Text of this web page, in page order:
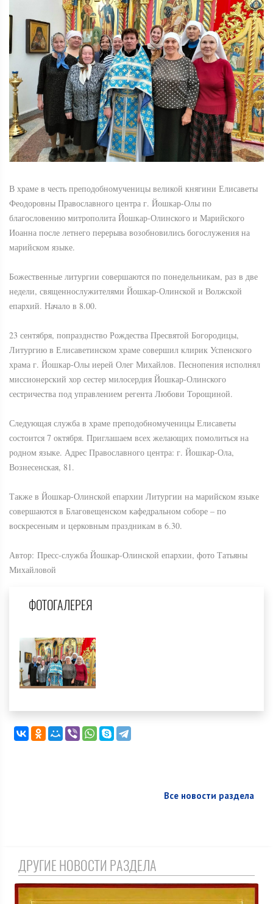
В храме в честь преподобномученицы великой княгини Елисаветы
Феодоровны Православного центра г. Йошкар-Олы по
благословению митрополита Йошкар-Олинского и Марийского
Иоанна после летнего перерыва возобновились богослужения на
марийском языке.
Божественные литургии совершаются по понедельникам, раз в две
недели, священнослужителями Йошкар-Олинской и Волжской
епархий. Начало в 8.00.
23 сентября, попразднство Рождества Пресвятой Богородицы,
Литургию в Елисаветинском храме совершил клирик Успенского
храма г. Йошкар-Олы иерей Олег Михайлов. Песнопения исполнял
миссионерский хор сестер милосердия Йошкар-Олинского
сестричества под управлением регента Любови Торощиной.
Следующая служба в храме преподобномученицы Елисаветы
состоится 7 октября. Приглашаем всех желающих помолиться на
родном языке. Адрес Православного центра: г. Йошкар-Ола,
Вознесенская, 81.
Также в Йошкар-Олинской епархии Литургии на марийском языке
совершаются в Благовещенском кафедральном соборе – по
воскресеньям и церковным праздникам в 6.30.
Автор: Пресс-служба Йошкар-Олинской епархии, фото Татьяны
Михайловой
ФОТОГАЛЕРЕЯ
Все новости раздела
ДРУГИЕ НОВОСТИ РАЗДЕЛА